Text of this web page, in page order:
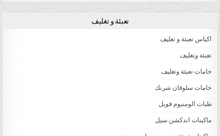
تعبئة و تغليف
اكياس تعبئة و تغليف
تعبئة وتغليف
خامات تعبئة وتغليف
خامات سلوفان شرنك
طبات الومنيوم فويل
ماكينات اندكشن سيل